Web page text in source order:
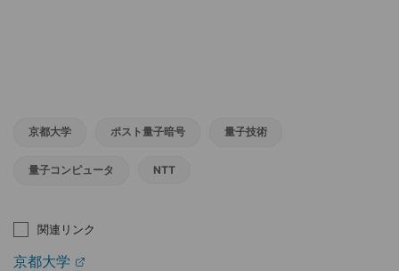
京都大学 ポスト量子暗号 量子技術
量子コンピュータ NTT
関連リンク
京都大学